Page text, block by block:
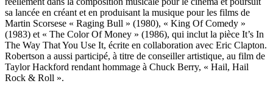
sa lancée en créant et en produisant la musique pour les films de
Martin Scorsese « Raging Bull » (1980), « King Of Comedy »
(1983) et « The Color Of Money » (1986), qui inclut la pièce It’s In
The Way That You Use It, écrite en collaboration avec Eric Clapton.
Robertson a aussi participé, à titre de conseiller artistique, au film de
Taylor Hackford rendant hommage à Chuck Berry, « Hail, Hail
Rock & Roll ».